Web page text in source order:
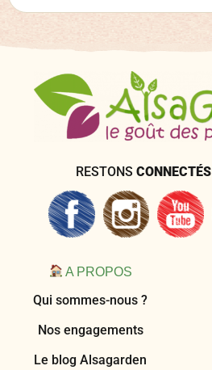
RESTONS CONNECTÉS
A PROPOS
Qui sommes-nous ?
Nos engagements
Le blog Alsagarden